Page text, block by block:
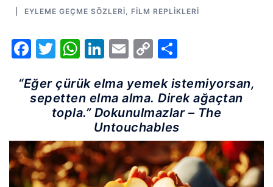
EYLEME GEÇME SÖZLERI FILM REPLIKLERI
Facebook
Twitter
WhatsApp
LinkedIn
Email
Copy
“Eğer çürük elma yemek istemiyorsan,
sepetten elma alma. Direk ağaçtan
topla.” Dokunulmazlar – The
Untouchables